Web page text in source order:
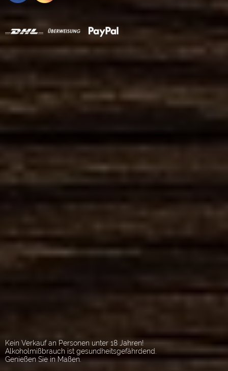
Kein Verkauf an Personen unter 18 Jahren!
Alkoholmißbrauch ist gesundheitsgefährdend.
Genießen Sie in Maßen.